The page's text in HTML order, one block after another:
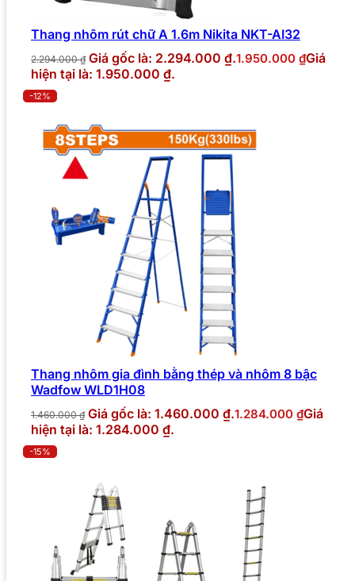
Thang nhôm rút chữ A 1.6m Nikita NKT-AI32
2.294.000₫ Giá gốc là: 2.294.000 ₫.1.950.000 ₫Giá
hiện tại là: 1.950.000 ₫.
-12%
Thang nhôm gia đình bằng thép và nhôm 8 bậc
Wadfow WLD1H08
1.460.000₫ Giá gốc là: 1.460.000 ₫.1.284.000 ₫Giá
hiện tại là: 1.284.000 ₫.
-15%